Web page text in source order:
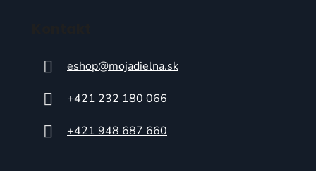
eshop@mojadielna.sk
+421 232 180 066
+421 948 687 660